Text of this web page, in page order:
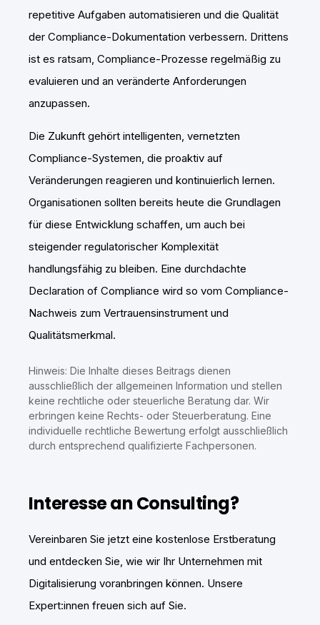
repetitive Aufgaben automatisieren und die Qualität
der Compliance-Dokumentation verbessern. Drittens
ist es ratsam, Compliance-Prozesse regelmäßig zu
evaluieren und an veränderte Anforderungen
anzupassen.
Die Zukunft gehört intelligenten, vernetzten
Compliance-Systemen, die proaktiv auf
Veränderungen reagieren und kontinuierlich lernen.
Organisationen sollten bereits heute die Grundlagen
für diese Entwicklung schaffen, um auch bei
steigender regulatorischer Komplexität
handlungsfähig zu bleiben. Eine durchdachte
Declaration of Compliance wird so vom Compliance-
Nachweis zum Vertrauensinstrument und
Qualitätsmerkmal.
Hinweis: Die Inhalte dieses Beitrags dienen
ausschließlich der allgemeinen Information und stellen
keine rechtliche oder steuerliche Beratung dar. Wir
erbringen keine Rechts- oder Steuerberatung. Eine
individuelle rechtliche Bewertung erfolgt ausschließlich
durch entsprechend qualifizierte Fachpersonen.
Interesse an Consulting?
Vereinbaren Sie jetzt eine kostenlose Erstberatung
und entdecken Sie, wie wir Ihr Unternehmen mit
Digitalisierung voranbringen können. Unsere
Expert:innen freuen sich auf Sie.